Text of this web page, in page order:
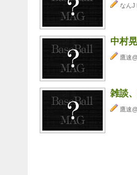
なんJ
中村
鷹速
雑談
鷹速